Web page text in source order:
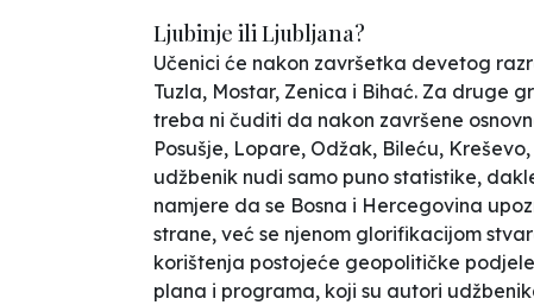
Ljubinje ili Ljubljana?
Učenici će nakon završetka devetog
Tuzla, Mostar, Zenica i Bihać. Za druge
treba ni čuditi da nakon završene
Posušje, Lopare, Odžak, Bileću,
udžbenik nudi samo puno statistike,
namjere da se Bosna i Hercegovina
strane, već se njenom glorifikacijom
korištenja postojeće geopolitičke
plana i programa, koji su autori